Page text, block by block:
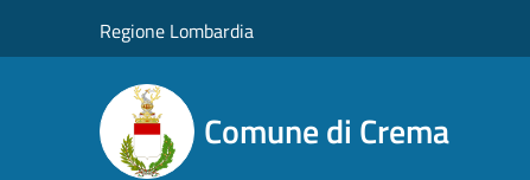
Regione Lombardia
Comune di Crema